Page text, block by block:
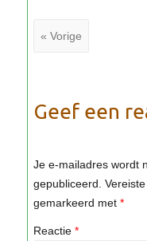
« Vorige
Geef een
Je e-mailadres wordt
gepubliceerd.
gemarkeerd met *
Reactie *